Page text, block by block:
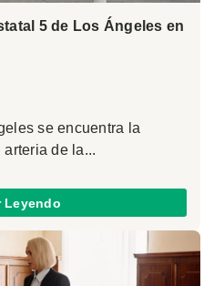
5 de Los Ángeles en
se encuentra la
arteria de la...
Leyendo